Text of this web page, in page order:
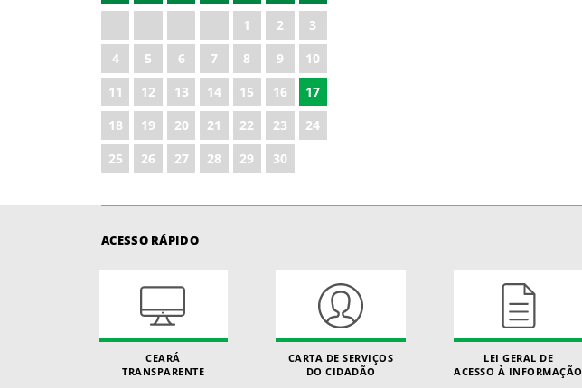
1 2
3
4
5 6 7 8 9
10
11
12 13 14 15 16
17
18
19 20 21 22 23
24
25
26 27 28 29 30
ACESSO RÁPIDO
CEARÁ
TRANSPARENTE
CARTA DE SERVIÇOS
DO CIDADÃO
LEI GERAL DE
ACESSO À INFORMAÇÃO